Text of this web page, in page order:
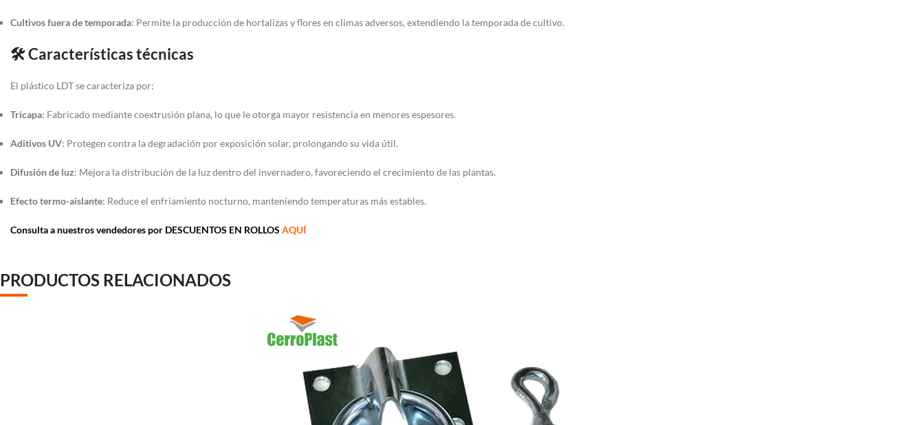
Cultivos fuera de temporada: Permite la producción de hortalizas y flores en climas adversos, extendiendo la temporada de cultivo.
🛠️ Características técnicas
El plástico LDT se caracteriza por:
Tricapa: Fabricado mediante coextrusión plana, lo que le otorga mayor resistencia en menores espesores.
Aditivos UV: Protegen contra la degradación por exposición solar, prolongando su vida útil.
Difusión de luz: Mejora la distribución de la luz dentro del invernadero, favoreciendo el crecimiento de las plantas.
Efecto termo-aislante: Reduce el enfriamiento nocturno, manteniendo temperaturas más estables.
Consulta a nuestros vendedores por DESCUENTOS EN ROLLOS AQUÍ
PRODUCTOS RELACIONADOS